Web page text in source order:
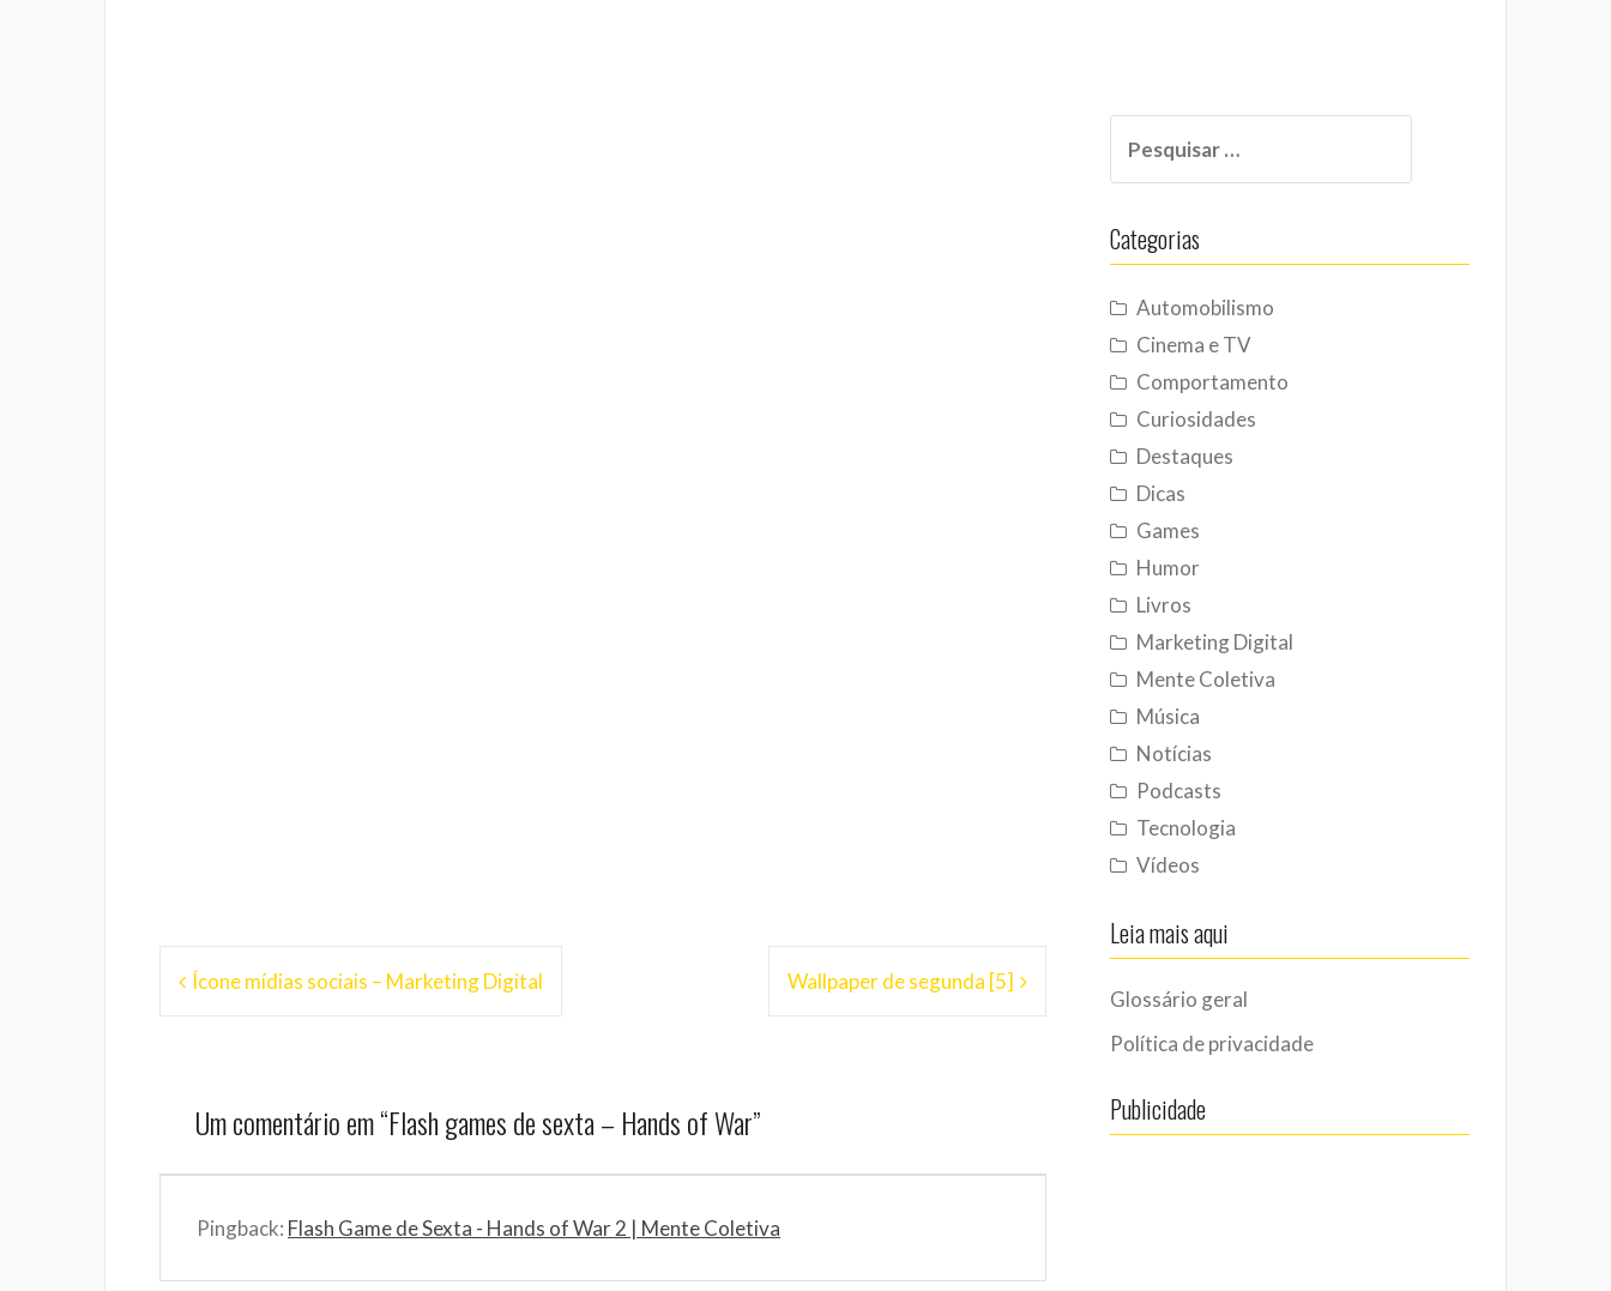
Navegação
Ícone mídias sociais – Marketing Digital Wallpaper de segunda [5]
Um comentário em “Flash games de sexta – Hands of War”
Pingback: Flash Game de Sexta - Hands of War 2 | Mente Coletiva
por:
Categorias
Automobilismo
Cinema e TV
Comportamento
Curiosidades
Destaques
Dicas
Games
Humor
Livros
Marketing Digital
Mente Coletiva
Música
Notícias
Podcasts
Tecnologia
Vídeos
Leia mais aqui
Glossário geral
Política de privacidade
Publicidade